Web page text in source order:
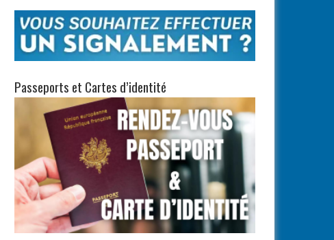
Passeports et Cartes d’identité